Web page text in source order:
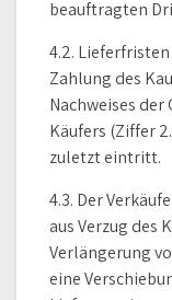
beauftragten
4.2.
Zahlung des
Nachweises
Käufers (Ziffer
zuletzt eintritt.
4.3. Der
aus Verzug des
Verlängerung
eine